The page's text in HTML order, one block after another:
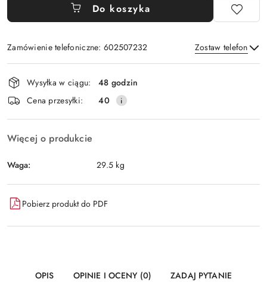
Do koszyka
Zamówienie telefoniczne: 602507232 Zostaw telefon
Wyślij
Dostępność
i
dostawa
Wysyłka w ciągu:
48 godzin
Cena przesyłki:
40
Więcej o produkcie
Waga: 29.5 kg
Pobierz produkt do PDF
OPIS OPINIE I OCENY (0) ZADAJ PYTANIE